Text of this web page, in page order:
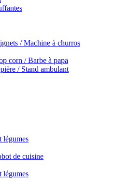
/ Machine à churros
corn / Barbe à papa
/ Stand ambulant
légumes
de cuisine
légumes